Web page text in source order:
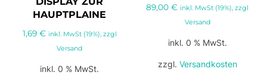
HAUPTPLAINE
1,69 € inkl. MwSt (19%), zzgl
Versand
inkl. 0 % MwSt.
89,00€ inkl. MwSt (19%), zzgl
Versand
inkl. 0 % MwSt.
zzgl. Versandkosten